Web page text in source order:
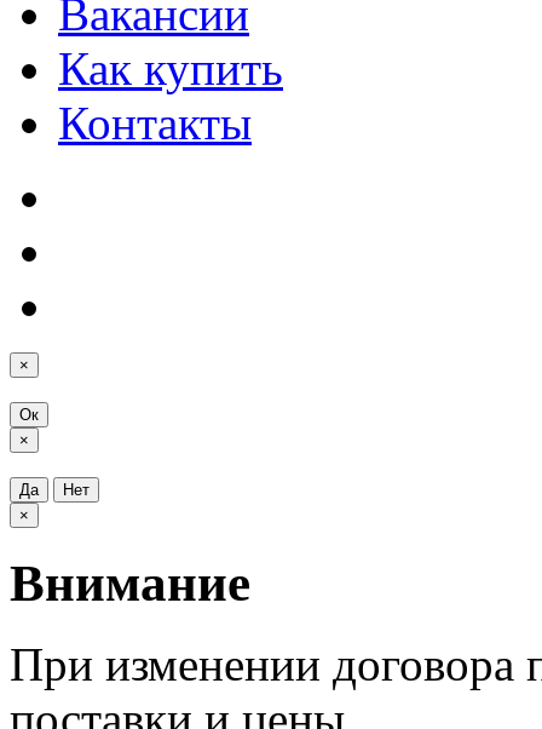
Вакансии
Как купить
Контакты
×
Ок
×
Да
Нет
×
Внимание
При изменении договора
поставки и цены